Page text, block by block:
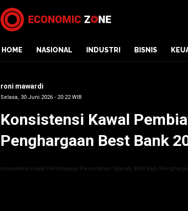
HOME NASIONAL INDUSTRI BISNIS
roni mawardi
Selasa, 30 Juni 2026 - 20:22 WIB
Konsistensi Kawal
Penghargaan Best Bank